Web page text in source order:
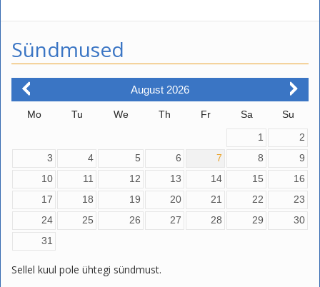
Sündmused
August 2026
Mo Tu We Th Fr Sa Su
1
2
3
4 5 6 7 8
9
10
11 12 13 14 15
16
17
18 19 20 21 22
23
24
25 26 27 28 29
30
31
Sellel kuul pole ühtegi sündmust.